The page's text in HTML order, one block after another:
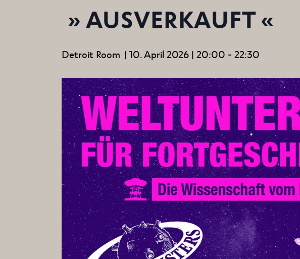
» AUSVERKAUFT «
Detroit Room | 10. April 2026 | 20:00 - 22:30